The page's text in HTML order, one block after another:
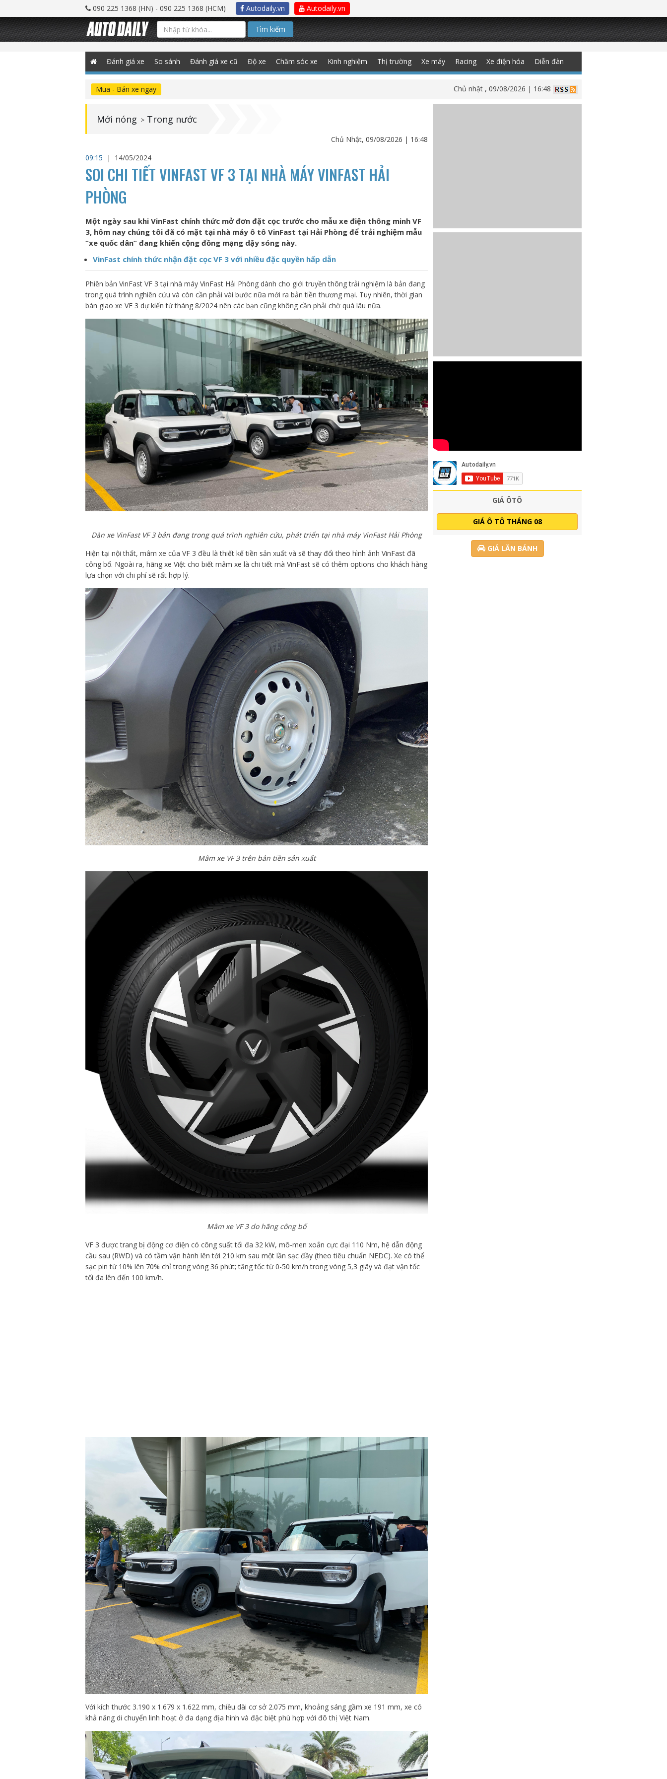
090 225 1368 (HN) - 090 225 1368 (HCM) Autodaily.vn Autodaily.vn
Tìm kiếm
Đánh giá xe So sánh Đánh giá xe cũ Độ xe Chăm sóc xe Kinh nghiệm Thị trường Xe máy Racing Xe điện hóa Diễn đàn
Mua - Bán xe ngay Chủ nhật , 09/08/2026 | 16:48
Mới nóng > Trong nước
Chủ Nhật, 09/08/2026 | 16:48
09:15
| 14/05/2024
SOI CHI TIẾT VINFAST VF 3 TẠI NHÀ MÁY VINFAST HẢI
PHÒNG
Một ngày sau khi VinFast chính thức mở đơn đặt cọc trước cho mẫu xe điện thông minh VF
3, hôm nay chúng tôi đã có mặt tại nhà máy ô tô VinFast tại Hải Phòng để trải nghiệm mẫu
“xe quốc dân” đang khiến cộng đồng mạng dậy sóng này.
VinFast chính thức nhận đặt cọc VF 3 với nhiều đặc quyền hấp dẫn
Phiên bản VinFast VF 3 tại nhà máy VinFast Hải Phòng dành cho giới truyền thông trải nghiệm là bản đang
trong quá trình nghiên cứu và còn cần phải vài bước nữa mới ra bản tiền thương mại. Tuy nhiên, thời gian
bàn giao xe VF 3 dự kiến từ tháng 8/2024 nên các bạn cũng không cần phải chờ quá lâu nữa.
Dàn xe VinFast VF 3 bản đang trong quá trình nghiên cứu, phát triển tại nhà máy VinFast Hải Phòng
Hiện tại nội thất, mâm xe của VF 3 đều là thiết kế tiền sản xuất và sẽ thay đổi theo hình ảnh VinFast đã
công bố. Ngoài ra, hãng xe Việt cho biết mâm xe là chi tiết mà VinFast sẽ có thêm options cho khách hàng
lựa chọn với chi phí sẽ rất hợp lý.
Mâm xe VF 3 trên bản tiền sản xuất
Mâm xe VF 3 do hãng công bố
VF 3 được trang bị động cơ điện có công suất tối đa 32 kW, mô-men xoắn cực đại 110 Nm, hệ dẫn động
cầu sau (RWD) và có tầm vận hành lên tới 210 km sau một lần sạc đầy (theo tiêu chuẩn NEDC). Xe có thể
sạc pin từ 10% lên 70% chỉ trong vòng 36 phút; tăng tốc từ 0-50 km/h trong vòng 5,3 giây và đạt vận tốc
tối đa lên đến 100 km/h.
Với kích thước 3.190 x 1.679 x 1.622 mm, chiều dài cơ sở 2.075 mm, khoảng sáng gầm xe 191 mm, xe có
khả năng di chuyển linh hoạt ở đa dạng địa hình và đặc biệt phù hợp với đô thị Việt Nam.
GIÁ ÔTÔ
GIÁ Ô TÔ THÁNG 08
GIÁ LĂN BÁNH